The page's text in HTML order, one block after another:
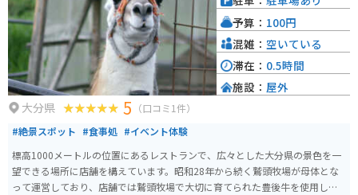
大分県 5 （口コミ1件）
#絶景スポット #食事処 #イベント体験
標高1000メートルの位置にあるレストランで、広々とした大分県の景色を一
望できる場所に店舗を構えています。昭和28年から続く鷲頭牧場が母体とな
って運営しており、店舗では鷲頭牧場で大切に育てられた豊後牛を使用した
予算： 100円
混雑： 空いている
滞在： 0.5時間
施設： 屋外